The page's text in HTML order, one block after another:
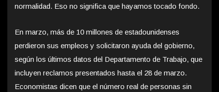
normalidad. Eso no significa que hayamos tocado fondo.
En marzo, más de 10 millones de estadounidenses
perdieron sus empleos y solicitaron ayuda del gobierno,
según los últimos datos del Departamento de Trabajo, que
incluyen reclamos presentados hasta el 28 de marzo.
Economistas dicen que el número real de personas sin